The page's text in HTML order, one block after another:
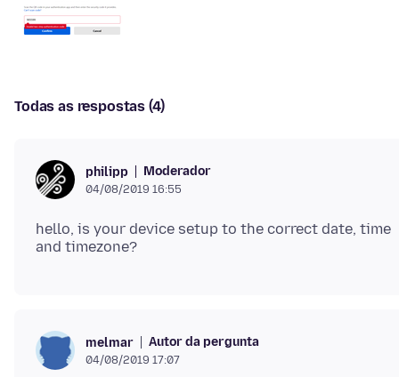
Todas as respostas (4)
philipp Moderador
04/08/2019 16:55
hello, is your device setup to the correct date, time
melmar Autor da pergunta
04/08/2019 17:07